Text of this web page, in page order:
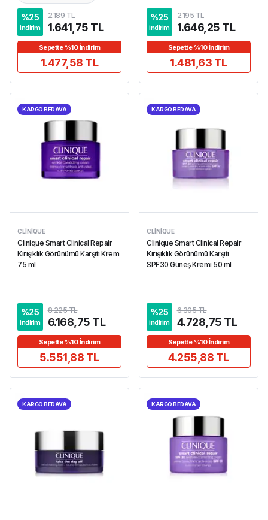
%25
indirim
2.189 TL
1.641,75 TL
Sepette %10 İndirim
1.477,58 TL
%25
indirim
2.195 TL
1.646,25 TL
Sepette %10 İndirim
1.481,63 TL
KARGO BEDAVA
CLINIQUE
Clinique Smart Clinical Repair
Kırışıklık Görünümü Karşıtı Krem
75 ml
%25
indirim
8.225 TL
6.168,75 TL
Sepette %10 İndirim
5.551,88 TL
KARGO BEDAVA
CLINIQUE
Clinique Smart Clinical Repair
Kırışıklık Görünümü Karşıtı
SPF30 Güneş Kremi 50 ml
%25
indirim
6.305 TL
4.728,75 TL
Sepette %10 İndirim
4.255,88 TL
KARGO BEDAVA KARGO BEDAVA